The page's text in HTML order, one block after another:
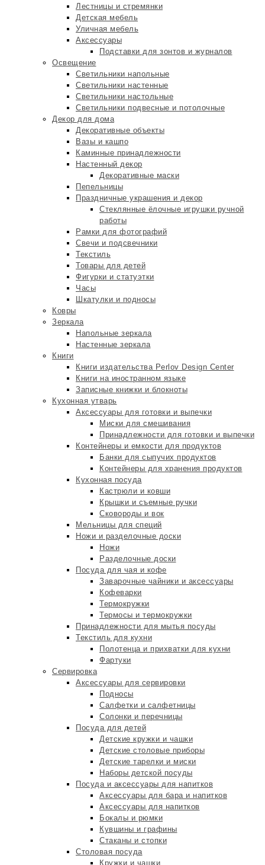
Лестницы и стремянки
Детская мебель
Уличная мебель
Аксессуары
Подставки для зонтов и журналов
Освещение
Светильники напольные
Светильники настенные
Светильники настольные
Светильники подвесные и потолочные
Декор для дома
Декоративные объекты
Вазы и кашпо
Каминные принадлежности
Настенный декор
Декоративные маски
Пепельницы
Праздничные украшения и декор
Стеклянные ёлочные игрушки ручной
работы
Рамки для фотографий
Свечи и подсвечники
Текстиль
Товары для детей
Фигурки и статуэтки
Часы
Шкатулки и подносы
Ковры
Зеркала
Напольные зеркала
Настенные зеркала
Книги
Книги издательства Perlov Design Center
Книги на иностранном языке
Записные книжки и блокноты
Кухонная утварь
Аксессуары для готовки и выпечки
Миски для смешивания
Принадлежности для готовки и выпечки
Контейнеры и емкости для продуктов
Банки для сыпучих продуктов
Контейнеры для хранения продуктов
Кухонная посуда
Кастрюли и ковши
Крышки и съемные ручки
Сковороды и вок
Мельницы для специй
Ножи и разделочные доски
Ножи
Разделочные доски
Посуда для чая и кофе
Заварочные чайники и аксессуары
Кофеварки
Термокружки
Термосы и термокружки
Принадлежности для мытья посуды
Текстиль для кухни
Полотенца и прихватки для кухни
Фартуки
Сервировка
Аксессуары для сервировки
Подносы
Салфетки и салфетницы
Солонки и перечницы
Посуда для детей
Детские кружки и чашки
Детские столовые приборы
Детские тарелки и миски
Наборы детской посуды
Посуда и аксессуары для напитков
Аксессуары для бара и напитков
Аксессуары для напитков
Бокалы и рюмки
Кувшины и графины
Стаканы и стопки
Столовая посуда
Кружки и чашки